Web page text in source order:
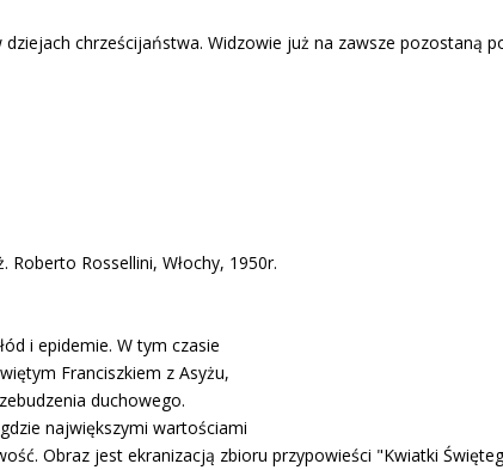
chrześcijaństwa. Widzowie już na zawsze pozostaną
Roberto Rossellini, Włochy, 1950r.
i epidemie. W tym czasie
Franciszkiem z Asyżu,
duchowego.
największymi wartościami
Obraz jest ekranizacją zbioru przypowieści "Kwiatki